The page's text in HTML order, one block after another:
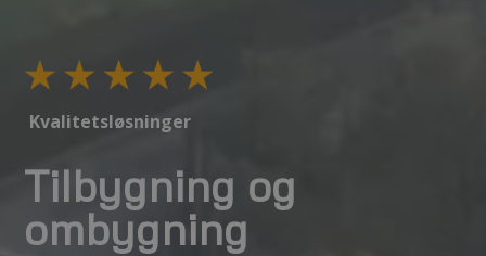
Kvalitetsløsninger
Tilbygning og
ombygning